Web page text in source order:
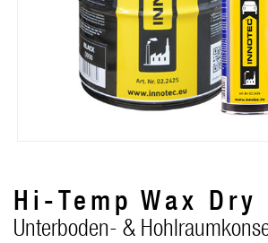
Hi-Temp Wax Dry
Unterboden- &